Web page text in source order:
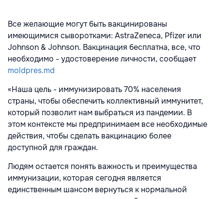
Все желающие могут быть вакцинированы
имеющимися сыворотками: AstraZeneca, Pfizer или
Johnson & Johnson. Вакцинация бесплатна, все, что
необходимо - удостоверение личности, сообщает
moldpres.md
«Наша цель - иммунизировать 70% населения
страны, чтобы обеспечить коллективный иммунитет,
который позволит нам выбраться из пандемии. В
этом контексте мы предпринимаем все необходимые
действия, чтобы сделать вакцинацию более
доступной для граждан.
Людям остается понять важность и преимущества
иммунизации, которая сегодня является
единственным шансом вернуться к нормальной